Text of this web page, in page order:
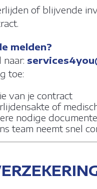
of blijvende
melden?
naar:
toe:
van je contract
of
nodige
team neemt snel